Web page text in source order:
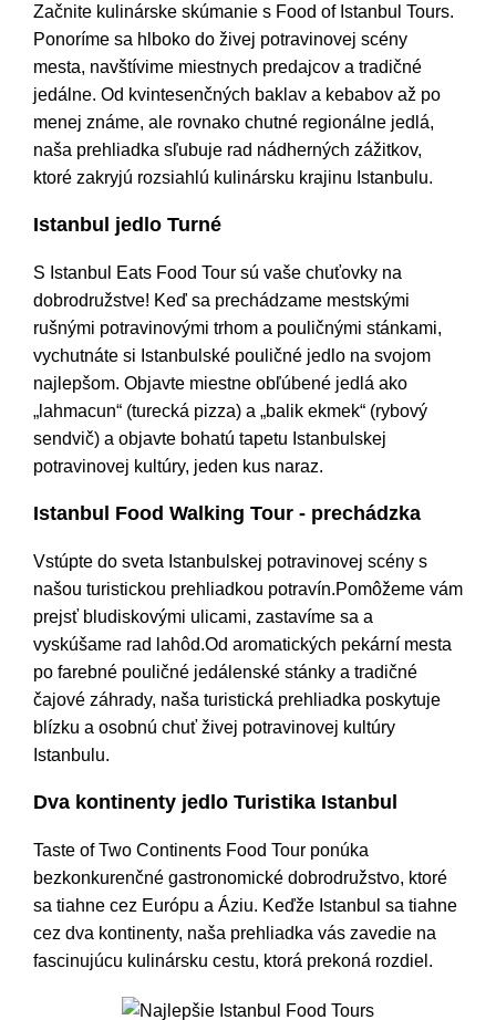
Začnite kulinárske skúmanie s Food of Istanbul Tours.
Ponoríme sa hlboko do živej potravinovej scény
mesta, navštívime miestnych predajcov a tradičné
jedálne. Od kvintesenčných baklav a kebabov až po
menej známe, ale rovnako chutné regionálne jedlá,
naša prehliadka sľubuje rad nádherných zážitkov,
ktoré zakryjú rozsiahlú kulinársku krajinu Istanbulu.
Istanbul jedlo Turné
S Istanbul Eats Food Tour sú vaše chuťovky na
dobrodružstve! Keď sa prechádzame mestskými
rušnými potravinovými trhom a pouličnými stánkami,
vychutnáte si Istanbulské pouličné jedlo na svojom
najlepšom. Objavte miestne obľúbené jedlá ako
„lahmacun“ (turecká pizza) a „balik ekmek“ (rybový
sendvič) a objavte bohatú tapetu Istanbulskej
potravinovej kultúry, jeden kus naraz.
Istanbul Food Walking Tour - prechádzka
Vstúpte do sveta Istanbulskej potravinovej scény s
našou turistickou prehliadkou potravín.Pomôžeme vám
prejsť bludiskovými ulicami, zastavíme sa a
vyskúšame rad lahôd.Od aromatických pekární mesta
po farebné pouličné jedálenské stánky a tradičné
čajové záhrady, naša turistická prehliadka poskytuje
blízku a osobnú chuť živej potravinovej kultúry
Istanbulu.
Dva kontinenty jedlo Turistika Istanbul
Taste of Two Continents Food Tour ponúka
bezkonkurenčné gastronomické dobrodružstvo, ktoré
sa tiahne cez Európu a Áziu. Keďže Istanbul sa tiahne
cez dva kontinenty, naša prehliadka vás zavedie na
fascinujúcu kulinársku cestu, ktorá prekoná rozdiel.